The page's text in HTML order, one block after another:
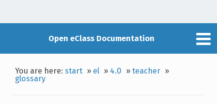
Open eClass Documentation
You are here:start » el » 4.0 »teacher »
glossary